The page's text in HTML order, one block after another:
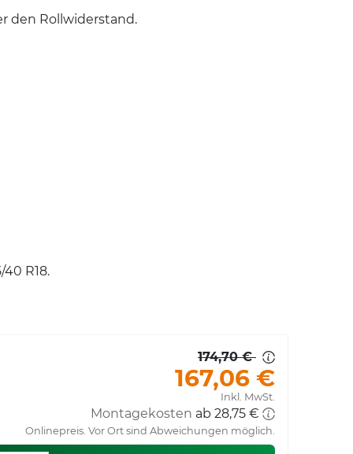
den Rollwiderstand.
R18.
174,70 €
167,06 €
Inkl. MwSt.
Montagekosten
Onlinepreis. Vor Ort sind Abweichungen möglich.